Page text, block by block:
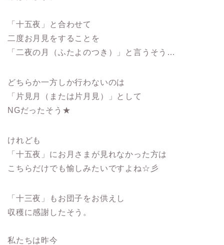
「十五夜」と合わせて
二度お月見をすることを
「二夜の月（ふたよのつき）」と言うそう…
どちらか一方しか行わないのは
「片見月（または片月見）」として
NGだったそう★
けれども
「十五夜」にお月さまが見れなかった方は
こちらだけでも愉しみたいですよね☆彡
「十三夜」もお団子をお供えし
収穫に感謝したそう。
私たちは昨今